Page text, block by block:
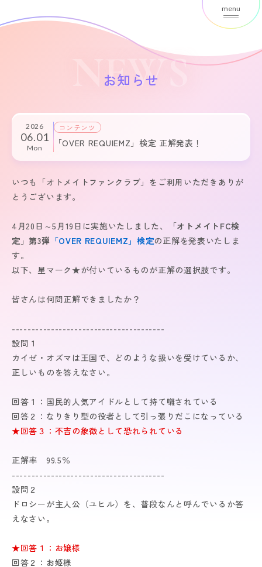
menu
NEWS
お知らせ
2026
06.01
Mon
コンテンツ
「OVER REQUIEMZ」検定 正解発表！
いつも「オトメイトファンクラブ」をご利用いただきありが
とうございます。
4月20日～5月19日に実施いたしました、
「オトメイトFC検
定」第3弾 「OVER REQUIEMZ」検定の正解を発表いたしま
す。
以下、星マーク★が付いているものが正解の選択肢です。
皆さんは何問正解できましたか？
---------------------------------------
設問１
カイゼ・オズマは王国で、どのような扱いを受けているか、
正しいものを答えなさい。
回答１：国民的人気アイドルとして持て囃されている
回答２：なりきり型の役者として引っ張りだこになっている
★回答３：不吉の象徴として恐れられている
正解率 99.5％
---------------------------------------
設問２
ドロシーが主人公（ユヒル）を、普段なんと呼んでいるか答
えなさい。
★回答１：お嬢様
回答２：お姫様